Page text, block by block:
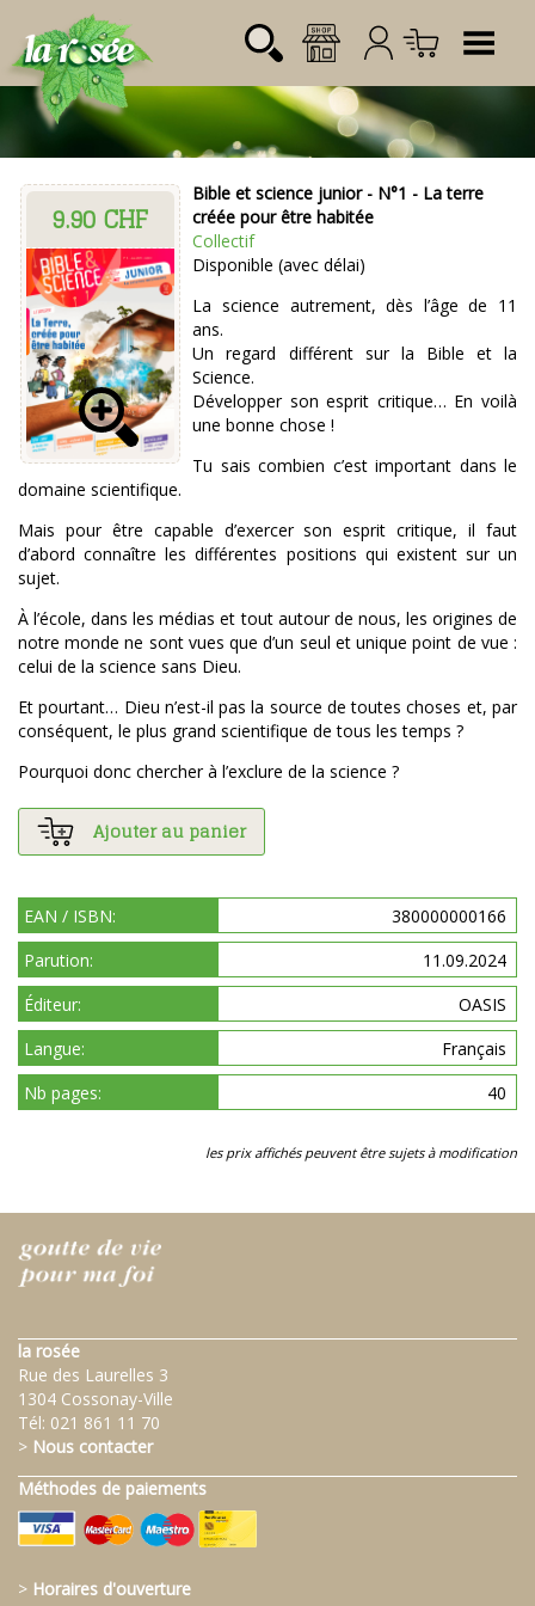
Login:
Mot de passe:
Désignation Référence Quantité
9.90 CHF
Bible et science junior - N°1 - La terre
créée pour être habitée
Collectif
Disponible (avec délai)
La science autrement, dès l’âge de 11
ans.
Un regard différent sur la Bible et la
Science.
Développer son esprit critique… En voilà
une bonne chose !
Tu sais combien c’est important dans le
domaine scientifique.
Mais pour être capable d’exercer son esprit critique, il faut
d’abord connaître les différentes positions qui existent sur un
sujet.
À l’école, dans les médias et tout autour de nous, les origines de
notre monde ne sont vues que d’un seul et unique point de vue :
celui de la science sans Dieu.
Et pourtant… Dieu n’est-il pas la source de toutes choses et, par
conséquent, le plus grand scientifique de tous les temps ?
Pourquoi donc chercher à l’exclure de la science ?
Ajouter au panier
EAN / ISBN:
380000000166
Parution:
11.09.2024
Éditeur:
OASIS
Langue:
Français
Nb pages:
40
les prix affichés peuvent être sujets à modification
la rosée
Rue des Laurelles 3
1304 Cossonay-Ville
Tél: 021 861 11 70
> Nous contacter
Méthodes de paiements
> Horaires d'ouverture